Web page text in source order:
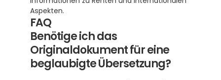
Aspekten.
FAQ
Benötige ich das
Originaldokument für eine
beglaubigte Übersetzung?